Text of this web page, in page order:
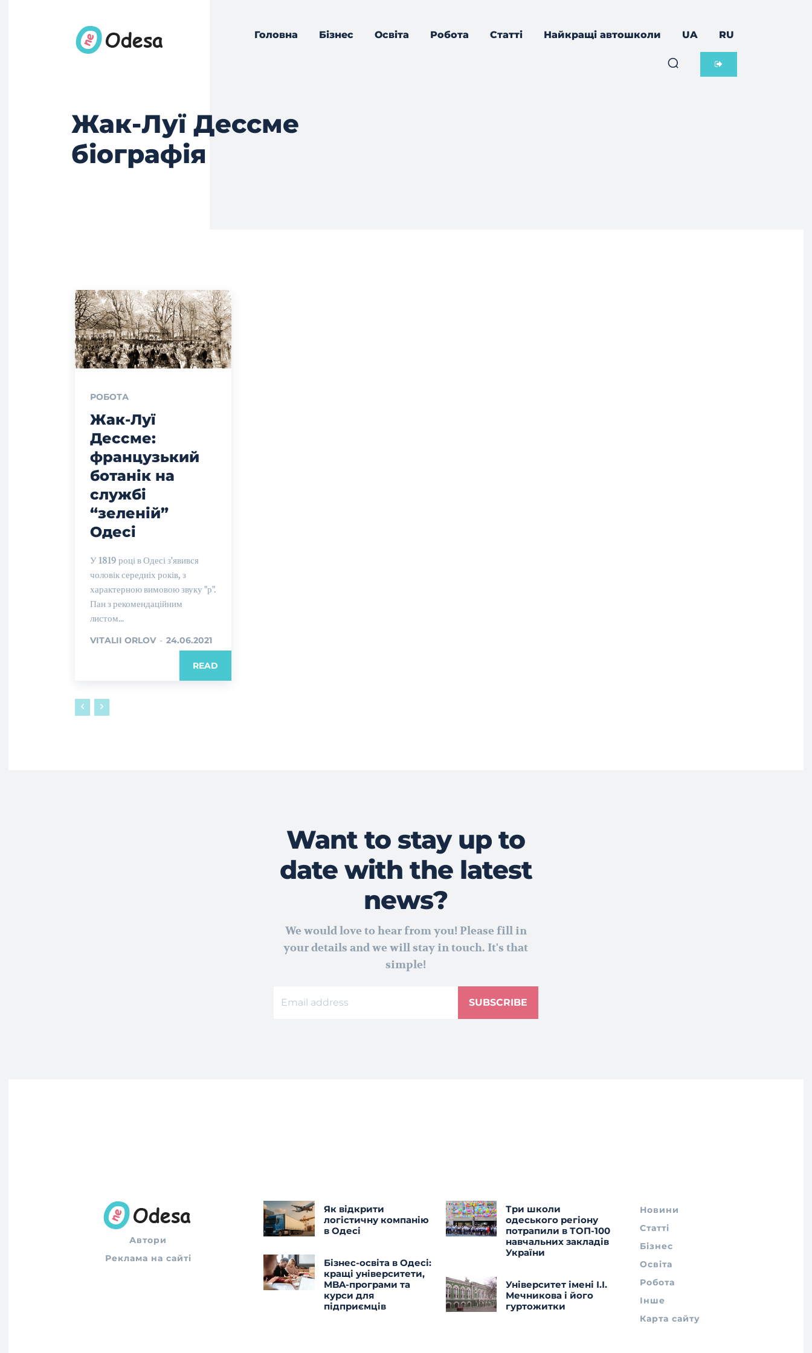
Головна Бізнес Освіта Робота Статті Найкращі автошколи UA RU
Жак-Луї Дессме
біографія
РОБОТА
Жак-Луї
Дессме:
французький
ботанік на
службі
“зеленій”
Одесі
У 1819 році в Одесі з'явився
чоловік середніх років, з
характерною вимовою звуку "р".
Пан з рекомендаційним
листом...
VITALII ORLOV - 24.06.2021
READ
Want to stay up to
date with the latest
news?
We would love to hear from you! Please fill in
your details and we will stay in touch. It's that
simple!
SUBSCRIBE
Автори
Реклама на сайті
Як відкрити
логістичну компанію
в Одесі
Бізнес-освіта в Одесі:
кращі університети,
MBA-програми та
курси для
підприємців
Три школи
одеського регіону
потрапили в ТОП-100
навчальних закладів
України
Університет імені І.І.
Мечникова і його
гуртожитки
Новини
Статті
Бізнес
Освіта
Робота
Інше
Карта сайту